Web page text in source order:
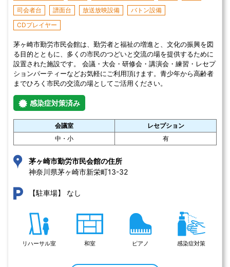
司会者台
譜面台 放送放映設備
バトン設備
CDプレイヤー
茅ヶ崎市勤労市民会館は、勤労者と福祉の増進と、文化の振興を図
る目的とともに、多くの市民のつどいと交流の場を提供するために
設置された施設です。 会議・大会・研修会・講演会・練習・レセプ
ションパーティーなどお気軽にご利用頂けます。青少年から高齢者
までひろく市民の交流の場としてご活用ください。
感染症対策済み
会議室
レセプション
中・小
有
茅ヶ崎市勤労市民会館の住所
神奈川県茅ヶ崎市新栄町13-32
【駐車場】 なし
リハーサル室 和室 ピアノ 感染症対策